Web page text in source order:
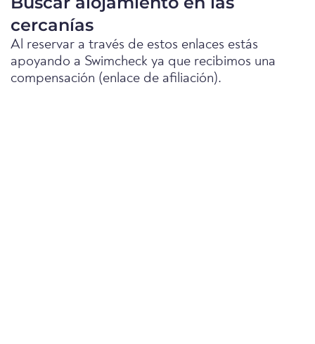
cercanías
Al reservar a través de estos enlaces estás
apoyando a Swimcheck ya que recibimos una
compensación (enlace de afiliación).